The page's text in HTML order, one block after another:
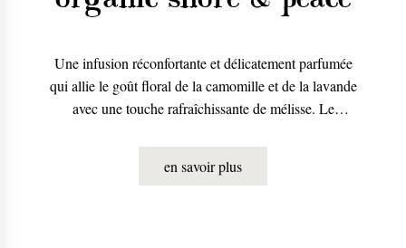
Une infusion réconfortante et délicatement parfumée
qui allie le goût floral de la camomille et de la lavande
avec une touche rafraîchissante de mélisse. Le
en savoir plus